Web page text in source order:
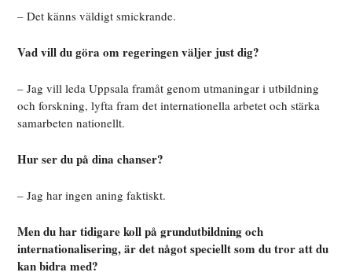
– Det känns väldigt smickrande.
Vad vill du göra om regeringen väljer just dig?
– Jag vill leda Uppsala framåt genom utmaningar i utbildning
och forskning, lyfta fram det internationella arbetet och stärka
samarbeten nationellt.
Hur ser du på dina chanser?
– Jag har ingen aning faktiskt.
Men du har tidigare koll på grundutbildning och
internationalisering, är det något speciellt som du tror att du
kan bidra med?